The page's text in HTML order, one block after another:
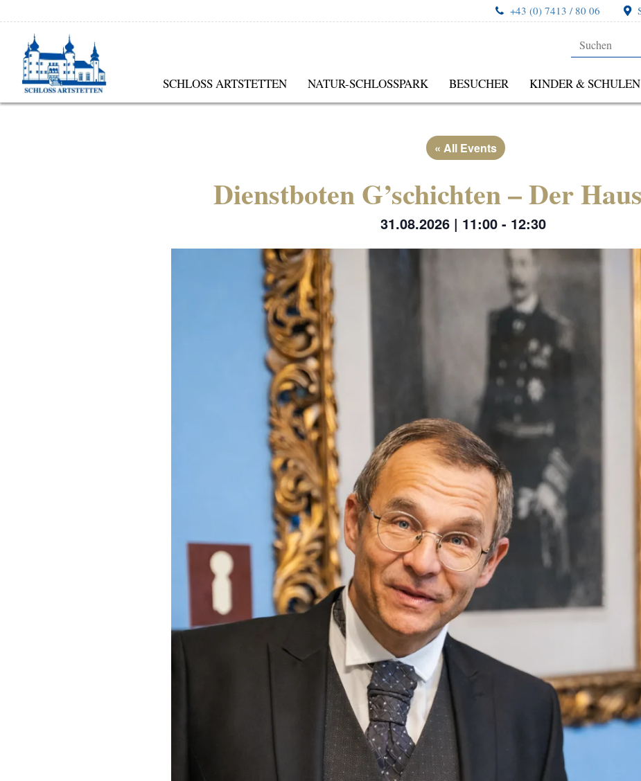
+43 (0) 7413 / 80 06
SCHLOSS ARTSTETTEN NATUR-SCHLOSSPARK BESUCHER KINDER & SCHULEN
« All Events
Dienstboten G’schichten – Der
31.08.2026 | 11:00- 12:30